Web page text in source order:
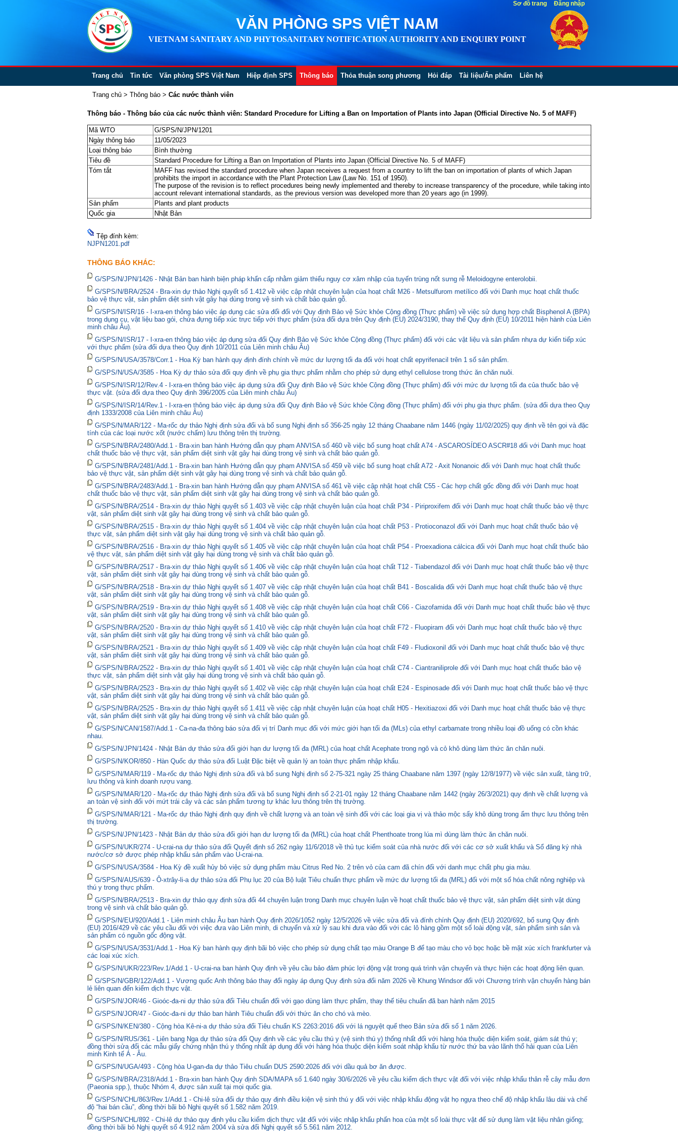
VĂN PHÒNG SPS VIỆT NAM
VIETNAM SANITARY AND PHYTOSANITARY NOTIFICATION AUTHORITY AND ENQUIRY POINT
Trang chủ Tin tức Văn phòng SPS Việt Nam Hiệp định SPS Thông báo Thỏa thuận song phương Hỏi đáp Tài liệu/Ấn phẩm Liên hệ
Trang chủ> Thông báo> Các nước thành viên
Thông báo - Thông báo của các nước thành viên: Standard Procedure for Lifting a Ban on Importation of Plants into Japan (Official Directive No. 5 of MAFF)
Mã WTO
G/SPS/N/JPN/1201
Ngày thông báo
11/05/2023
Loại thông báo
Bình thường
Tiêu đề
Standard Procedure for Lifting a Ban on Importation of Plants into Japan (Official Directive No. 5 of MAFF)
Tóm tắt
MAFF has revised the standard procedure when Japan receives a request from a country to lift the ban on importation of plants of which Japan
prohibits the import in accordance with the Plant Protection Law (Law No. 151 of 1950).
The purpose of the revision is to reflect procedures being newly implemented and thereby to increase transparency of the procedure, while taking into
account relevant international standards, as the previous version was developed more than 20 years ago (in 1999).
Sản phẩm
Plants and plant products
Quốc gia
Nhật Bản
Tệp đính kèm:
NJPN1201.pdf
THÔNG BÁO KHÁC:
G/SPS/N/JPN/1426 - Nhật Bản ban hành biện pháp khẩn cấp nhằm giảm thiểu nguy cơ xâm nhập của tuyến trùng nốt sưng rễ Meloidogyne enterolobii.
G/SPS/N/BRA/2524 - Bra-xin dự thảo Nghị quyết số 1.412 về việc cập nhật chuyên luận của hoạt chất M26 - Metsulfurom metílico đối với Danh mục hoạt chất thuốc
bảo vệ thực vật, sản phẩm diệt sinh vật gây hại dùng trong vệ sinh và chất bảo quản gỗ.
G/SPS/N/ISR/16 - I-xra-en thông báo việc áp dụng các sửa đổi đối với Quy định Bảo vệ Sức khỏe Cộng đồng (Thực phẩm) về việc sử dụng hợp chất Bisphenol A (BPA)
trong dụng cụ, vật liệu bao gói, chứa đựng tiếp xúc trực tiếp với thực phẩm (sửa đổi dựa trên Quy định (EU) 2024/3190, thay thế Quy định (EU) 10/2011 hiện hành của Liên
minh châu Âu).
G/SPS/N/ISR/17 - I-xra-en thông báo việc áp dụng sửa đổi Quy định Bảo vệ Sức khỏe Cộng đồng (Thực phẩm) đối với các vật liệu và sản phẩm nhựa dự kiến tiếp xúc
với thực phẩm (sửa đổi dựa theo Quy định 10/2011 của Liên minh châu Âu)
G/SPS/N/USA/3578/Corr.1 - Hoa Kỳ ban hành quy định đính chính về mức dư lượng tối đa đối với hoạt chất epyrifenacil trên 1 số sản phẩm.
G/SPS/N/USA/3585 - Hoa Kỳ dự thảo sửa đổi quy định về phụ gia thực phẩm nhằm cho phép sử dụng ethyl cellulose trong thức ăn chăn nuôi.
G/SPS/N/ISR/12/Rev.4 - I-xra-en thông báo việc áp dụng sửa đổi Quy định Bảo vệ Sức khỏe Cộng đồng (Thực phẩm) đối với mức dư lượng tối đa của thuốc bảo vệ
thực vật. (sửa đổi dựa theo Quy định 396/2005 của Liên minh châu Âu)
G/SPS/N/ISR/14/Rev.1 - I-xra-en thông báo việc áp dụng sửa đổi Quy định Bảo vệ Sức khỏe Cộng đồng (Thực phẩm) đối với phụ gia thực phẩm. (sửa đổi dựa theo Quy
định 1333/2008 của Liên minh châu Âu)
G/SPS/N/MAR/122 - Ma-rốc dự thảo Nghị định sửa đổi và bổ sung Nghị định số 356-25 ngày 12 tháng Chaabane năm 1446 (ngày 11/02/2025) quy định về tên gọi và đặc
tính của các loại nước xốt (nước chấm) lưu thông trên thị trường.
G/SPS/N/BRA/2480/Add.1 - Bra-xin ban hành Hướng dẫn quy phạm ANVISA số 460 về việc bổ sung hoạt chất A74 - ASCAROSÍDEO ASCR#18 đối với Danh mục hoạt
chất thuốc bảo vệ thực vật, sản phẩm diệt sinh vật gây hại dùng trong vệ sinh và chất bảo quản gỗ.
G/SPS/N/BRA/2481/Add.1 - Bra-xin ban hành Hướng dẫn quy phạm ANVISA số 459 về việc bổ sung hoạt chất A72 - Axit Nonanoic đối với Danh mục hoạt chất thuốc
bảo vệ thực vật, sản phẩm diệt sinh vật gây hại dùng trong vệ sinh và chất bảo quản gỗ.
G/SPS/N/BRA/2483/Add.1 - Bra-xin ban hành Hướng dẫn quy phạm ANVISA số 461 về việc cập nhật hoạt chất C55 - Các hợp chất gốc đồng đối với Danh mục hoạt
chất thuốc bảo vệ thực vật, sản phẩm diệt sinh vật gây hại dùng trong vệ sinh và chất bảo quản gỗ.
G/SPS/N/BRA/2514 - Bra-xin dự thảo Nghị quyết số 1.403 về việc cập nhật chuyên luận của hoạt chất P34 - Piriproxifem đối với Danh mục hoạt chất thuốc bảo vệ thực
vật, sản phẩm diệt sinh vật gây hại dùng trong vệ sinh và chất bảo quản gỗ.
G/SPS/N/BRA/2515 - Bra-xin dự thảo Nghị quyết số 1.404 về việc cập nhật chuyên luận của hoạt chất P53 - Protioconazol đối với Danh mục hoạt chất thuốc bảo vệ
thực vật, sản phẩm diệt sinh vật gây hại dùng trong vệ sinh và chất bảo quản gỗ.
G/SPS/N/BRA/2516 - Bra-xin dự thảo Nghị quyết số 1.405 về việc cập nhật chuyên luận của hoạt chất P54 - Proexadiona cálcica đối với Danh mục hoạt chất thuốc bảo
vệ thực vật, sản phẩm diệt sinh vật gây hại dùng trong vệ sinh và chất bảo quản gỗ.
G/SPS/N/BRA/2517 - Bra-xin dự thảo Nghị quyết số 1.406 về việc cập nhật chuyên luận của hoạt chất T12 - Tiabendazol đối với Danh mục hoạt chất thuốc bảo vệ thực
vật, sản phẩm diệt sinh vật gây hại dùng trong vệ sinh và chất bảo quản gỗ.
G/SPS/N/BRA/2518 - Bra-xin dự thảo Nghị quyết số 1.407 về việc cập nhật chuyên luận của hoạt chất B41 - Boscalida đối với Danh mục hoạt chất thuốc bảo vệ thực
vật, sản phẩm diệt sinh vật gây hại dùng trong vệ sinh và chất bảo quản gỗ.
G/SPS/N/BRA/2519 - Bra-xin dự thảo Nghị quyết số 1.408 về việc cập nhật chuyên luận của hoạt chất C66 - Ciazofamida đối với Danh mục hoạt chất thuốc bảo vệ thực
vật, sản phẩm diệt sinh vật gây hại dùng trong vệ sinh và chất bảo quản gỗ.
G/SPS/N/BRA/2520 - Bra-xin dự thảo Nghị quyết số 1.410 về việc cập nhật chuyên luận của hoạt chất F72 - Fluopiram đối với Danh mục hoạt chất thuốc bảo vệ thực
vật, sản phẩm diệt sinh vật gây hại dùng trong vệ sinh và chất bảo quản gỗ.
G/SPS/N/BRA/2521 - Bra-xin dự thảo Nghị quyết số 1.409 về việc cập nhật chuyên luận của hoạt chất F49 - Fludioxonil đối với Danh mục hoạt chất thuốc bảo vệ thực
vật, sản phẩm diệt sinh vật gây hại dùng trong vệ sinh và chất bảo quản gỗ.
G/SPS/N/BRA/2522 - Bra-xin dự thảo Nghị quyết số 1.401 về việc cập nhật chuyên luận của hoạt chất C74 - Ciantraniliprole đối với Danh mục hoạt chất thuốc bảo vệ
thực vật, sản phẩm diệt sinh vật gây hại dùng trong vệ sinh và chất bảo quản gỗ.
G/SPS/N/BRA/2523 - Bra-xin dự thảo Nghị quyết số 1.402 về việc cập nhật chuyên luận của hoạt chất E24 - Espinosade đối với Danh mục hoạt chất thuốc bảo vệ thực
vật, sản phẩm diệt sinh vật gây hại dùng trong vệ sinh và chất bảo quản gỗ.
G/SPS/N/BRA/2525 - Bra-xin dự thảo Nghị quyết số 1.411 về việc cập nhật chuyên luận của hoạt chất H05 - Hexitiazoxi đối với Danh mục hoạt chất thuốc bảo vệ thực
vật, sản phẩm diệt sinh vật gây hại dùng trong vệ sinh và chất bảo quản gỗ.
G/SPS/N/CAN/1587/Add.1 - Ca-na-đa thông báo sửa đổi vị trí Danh mục đối với mức giới hạn tối đa (MLs) của ethyl carbamate trong nhiều loại đồ uống có cồn khác
nhau.
G/SPS/N/JPN/1424 - Nhật Bản dự thảo sửa đổi giới hạn dư lượng tối đa (MRL) của hoạt chất Acephate trong ngô và cỏ khô dùng làm thức ăn chăn nuôi.
G/SPS/N/KOR/850 - Hàn Quốc dự thảo sửa đổi Luật Đặc biệt về quản lý an toàn thực phẩm nhập khẩu.
G/SPS/N/MAR/119 - Ma-rốc dự thảo Nghị định sửa đổi và bổ sung Nghị định số 2-75-321 ngày 25 tháng Chaabane năm 1397 (ngày 12/8/1977) về việc sản xuất, tàng trữ,
lưu thông và kinh doanh rượu vang.
G/SPS/N/MAR/120 - Ma-rốc dự thảo Nghị định sửa đổi và bổ sung Nghị định số 2-21-01 ngày 12 tháng Chaabane năm 1442 (ngày 26/3/2021) quy định về chất lượng và
an toàn vệ sinh đối với mứt trái cây và các sản phẩm tương tự khác lưu thông trên thị trường.
G/SPS/N/MAR/121 - Ma-rốc dự thảo Nghị định quy định về chất lượng và an toàn vệ sinh đối với các loại gia vị và thảo mộc sấy khô dùng trong ẩm thực lưu thông trên
thị trường.
G/SPS/N/JPN/1423 - Nhật Bản dự thảo sửa đổi giới hạn dư lượng tối đa (MRL) của hoạt chất Phenthoate trong lúa mì dùng làm thức ăn chăn nuôi.
G/SPS/N/UKR/274 - U-crai-na dự thảo sửa đổi Quyết định số 262 ngày 11/6/2018 về thủ tục kiểm soát của nhà nước đối với các cơ sở xuất khẩu và Sổ đăng ký nhà
nước/cơ sở được phép nhập khẩu sản phẩm vào U-crai-na.
G/SPS/N/USA/3584 - Hoa Kỳ đề xuất hủy bỏ việc sử dụng phẩm màu Citrus Red No. 2 trên vỏ của cam đã chín đối với danh mục chất phụ gia màu.
G/SPS/N/AUS/639 - Ô-xtrây-li-a dự thảo sửa đổi Phụ lục 20 của Bộ luật Tiêu chuẩn thực phẩm về mức dư lượng tối đa (MRL) đối với một số hóa chất nông nghiệp và
thú y trong thực phẩm.
G/SPS/N/BRA/2513 - Bra-xin dự thảo quy định sửa đổi 44 chuyên luận trong Danh mục chuyên luận về hoạt chất thuốc bảo vệ thực vật, sản phẩm diệt sinh vật dùng
trong vệ sinh và chất bảo quản gỗ.
G/SPS/N/EU/920/Add.1 - Liên minh châu Âu ban hành Quy định 2026/1052 ngày 12/5/2026 về việc sửa đổi và đính chính Quy định (EU) 2020/692, bổ sung Quy định
(EU) 2016/429 về các yêu cầu đối với việc đưa vào Liên minh, di chuyển và xử lý sau khi đưa vào đối với các lô hàng gồm một số loài động vật, sản phẩm sinh sản và
sản phẩm có nguồn gốc động vật.
G/SPS/N/USA/3531/Add.1 - Hoa Kỳ ban hành quy định bãi bỏ việc cho phép sử dụng chất tạo màu Orange B để tạo màu cho vỏ bọc hoặc bề mặt xúc xích frankfurter và
các loại xúc xích.
G/SPS/N/UKR/223/Rev.1/Add.1 - U-crai-na ban hành Quy định về yêu cầu bảo đảm phúc lợi động vật trong quá trình vận chuyển và thực hiện các hoạt động liên quan.
G/SPS/N/GBR/122/Add.1 - Vương quốc Anh thông báo thay đổi ngày áp dụng Quy định sửa đổi năm 2026 về Khung Windsor đối với Chương trình vận chuyển hàng bán
lẻ liên quan đến kiểm dịch thực vật.
G/SPS/N/JOR/46 - Gioóc-đa-ni dự thảo sửa đổi Tiêu chuẩn đối với gạo dùng làm thực phẩm, thay thế tiêu chuẩn đã ban hành năm 2015
G/SPS/N/JOR/47 - Gioóc-đa-ni dự thảo ban hành Tiêu chuẩn đối với thức ăn cho chó và mèo.
G/SPS/N/KEN/380 - Cộng hòa Kê-ni-a dự thảo sửa đổi Tiêu chuẩn KS 2263:2016 đối với lá nguyệt quế theo Bản sửa đổi số 1 năm 2026.
G/SPS/N/RUS/361 - Liên bang Nga dự thảo sửa đổi Quy định về các yêu cầu thú y (vệ sinh thú y) thống nhất đối với hàng hóa thuộc diện kiểm soát, giám sát thú y;
đồng thời sửa đổi các mẫu giấy chứng nhận thú y thống nhất áp dụng đối với hàng hóa thuộc diện kiểm soát nhập khẩu từ nước thứ ba vào lãnh thổ hải quan của Liên
minh Kinh tế Á - Âu.
G/SPS/N/UGA/493 - Cộng hòa U-gan-đa dự thảo Tiêu chuẩn DUS 2590:2026 đối với dầu quả bơ ăn được.
G/SPS/N/BRA/2318/Add.1 - Bra-xin ban hành Quy định SDA/MAPA số 1.640 ngày 30/6/2026 về yêu cầu kiểm dịch thực vật đối với việc nhập khẩu thân rễ cây mẫu đơn
(Paeonia spp.), thuộc Nhóm 4, được sản xuất tại mọi quốc gia.
G/SPS/N/CHL/863/Rev.1/Add.1 - Chi-lê sửa đổi dự thảo quy định điều kiện vệ sinh thú y đối với việc nhập khẩu động vật họ ngựa theo chế độ nhập khẩu lâu dài và chế
độ “hai bán cầu”, đồng thời bãi bỏ Nghị quyết số 1.582 năm 2019.
G/SPS/N/CHL/892 - Chi-lê dự thảo quy định yêu cầu kiểm dịch thực vật đối với việc nhập khẩu phấn hoa của một số loài thực vật để sử dụng làm vật liệu nhân giống;
đồng thời bãi bỏ Nghị quyết số 4.912 năm 2004 và sửa đổi Nghị quyết số 5.561 năm 2012.
Sơ đồ trang Đăng nhập